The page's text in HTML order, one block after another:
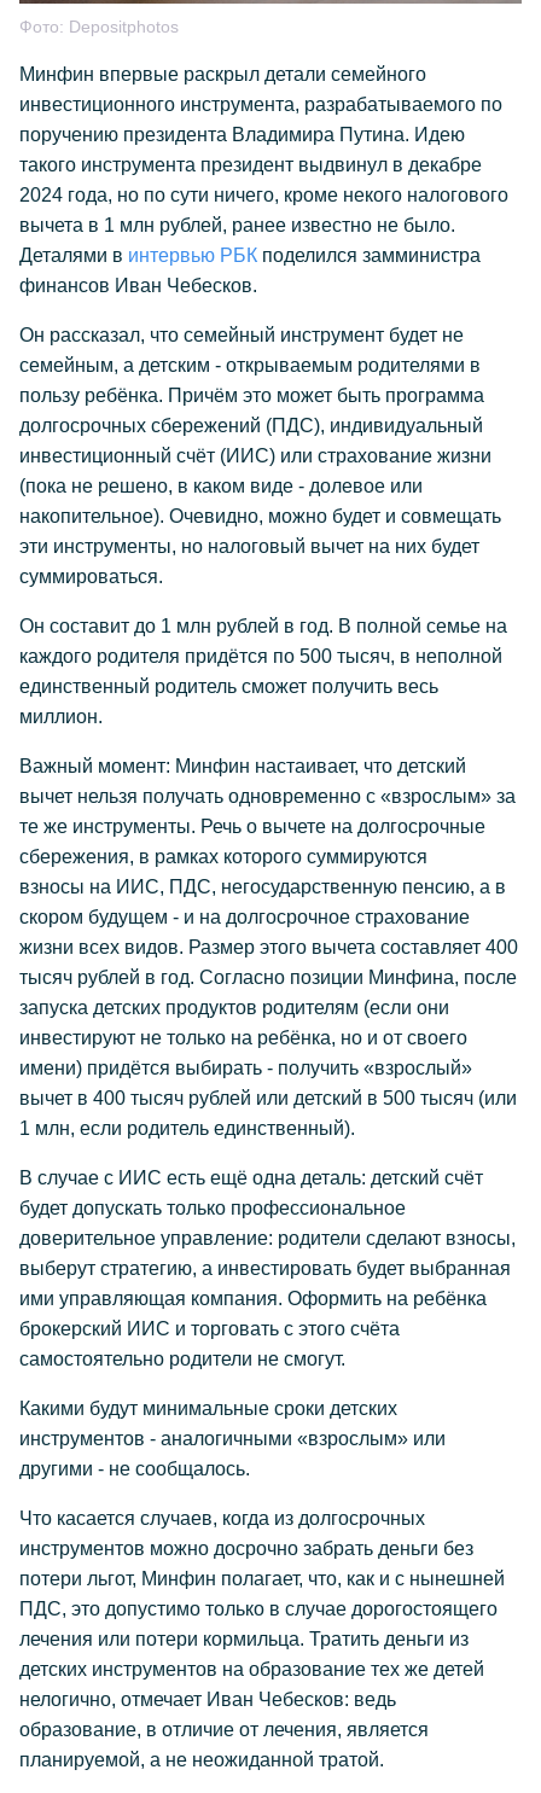
Фото: Depositphotos
Минфин впервые раскрыл детали семейного
инвестиционного инструмента, разрабатываемого по
поручению президента Владимира Путина. Идею
такого инструмента президент выдвинул в декабре
2024 года, но по сути ничего, кроме некого налогового
вычета в 1 млн рублей, ранее известно не было.
Деталями в интервью РБК поделился замминистра
финансов Иван Чебесков.
Он рассказал, что семейный инструмент будет не
семейным, а детским - открываемым родителями в
пользу ребёнка. Причём это может быть программа
долгосрочных сбережений (ПДС), индивидуальный
инвестиционный счёт (ИИС) или страхование жизни
(пока не решено, в каком виде - долевое или
накопительное). Очевидно, можно будет и совмещать
эти инструменты, но налоговый вычет на них будет
суммироваться.
Он составит до 1 млн рублей в год. В полной семье на
каждого родителя придётся по 500 тысяч, в неполной
единственный родитель сможет получить весь
миллион.
Важный момент: Минфин настаивает, что детский
вычет нельзя получать одновременно с «взрослым» за
те же инструменты. Речь о вычете на долгосрочные
сбережения, в рамках которого суммируются
взносы на ИИС, ПДС, негосударственную пенсию, а в
скором будущем - и на долгосрочное страхование
жизни всех видов. Размер этого вычета составляет 400
тысяч рублей в год. Согласно позиции Минфина, после
запуска детских продуктов родителям (если они
инвестируют не только на ребёнка, но и от своего
имени) придётся выбирать - получить «взрослый»
вычет в 400 тысяч рублей или детский в 500 тысяч (или
1 млн, если родитель единственный).
В случае с ИИС есть ещё одна деталь: детский счёт
будет допускать только профессиональное
доверительное управление: родители сделают взносы,
выберут стратегию, а инвестировать будет выбранная
ими управляющая компания. Оформить на ребёнка
брокерский ИИС и торговать с этого счёта
самостоятельно родители не смогут.
Какими будут минимальные сроки детских
инструментов - аналогичными «взрослым» или
другими - не сообщалось.
Что касается случаев, когда из долгосрочных
инструментов можно досрочно забрать деньги без
потери льгот, Минфин полагает, что, как и с нынешней
ПДС, это допустимо только в случае дорогостоящего
лечения или потери кормильца. Тратить деньги из
детских инструментов на образование тех же детей
нелогично, отмечает Иван Чебесков: ведь
образование, в отличие от лечения, является
планируемой, а не неожиданной тратой.